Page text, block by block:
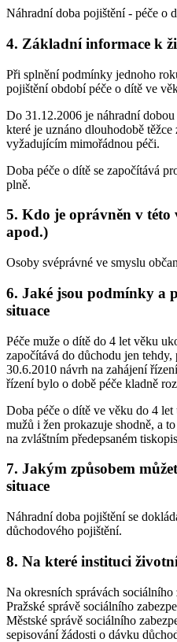
Náhradní doba pojištění - péče o
4. Základní informace k
Při splnění podmínky jednoho
pojištění období péče o dítě ve
Do 31.12.2006 je náhradní
které je uznáno dlouhodobě
vyžadujícím mimořádnou péči.
Doba péče o dítě se započítává
plně.
5. Kdo je oprávněn v této
apod.)
Osoby svéprávné ve smyslu
6. Jaké jsou podmínky a
situace
Péče muže o dítě do 4 let věku
započítává do důchodu jen
30.6.2010 návrh na zahájení
řízení bylo o době péče kladně
Doba péče o dítě ve věku do 4
mužů i žen prokazuje shodně, a
na zvláštním předepsaném
7. Jakým způsobem
situace
Náhradní doba pojištění se
důchodového pojištění.
8. Na které instituci
Na okresních správách
Pražské správě sociálního
Městské správě sociálního
sepisování žádosti o dávku